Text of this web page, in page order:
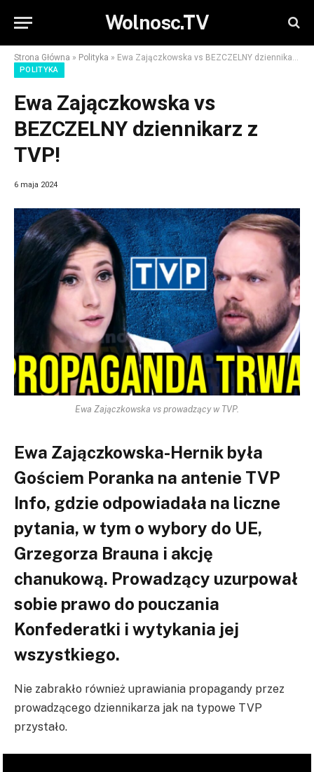
Wolnosc.TV
Strona Główna » Polityka » Ewa Zajączkowska vs BEZCZELNY dziennikarz z TVP!
POLITYKA
Ewa Zajączkowska vs
BEZCZELNY dziennikarz z
TVP!
6 maja 2024
Ewa Zajączkowska vs prowadzący w TVP.
Ewa Zajączkowska-Hernik była
Gościem Poranka na antenie TVP
Info, gdzie odpowiadała na liczne
pytania, w tym o wybory do UE,
Grzegorza Brauna i akcję
chanukową. Prowadzący uzurpował
sobie prawo do pouczania
Konfederatki i wytykania jej
wszystkiego.
Nie zabrakło również uprawiania propagandy przez
prowadzącego dziennikarza jak na typowe TVP
przystało.